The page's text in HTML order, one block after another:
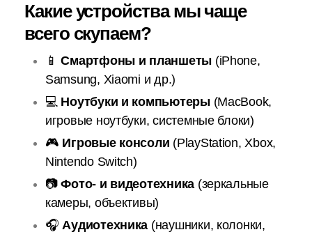
Какие устройства мы чаще
всего скупаем?
📱Смартфоны и планшеты (iPhone,
Samsung, Xiaomi и др.)
💻 Ноутбуки и компьютеры(MacBook,
игровые ноутбуки, системные блоки)
🎮 Игровые консоли (PlayStation, Xbox,
Nintendo Switch)
📷Фото- и видеотехника (зеркальные
камеры, объективы)
🎧Аудиотехника (наушники, колонки,